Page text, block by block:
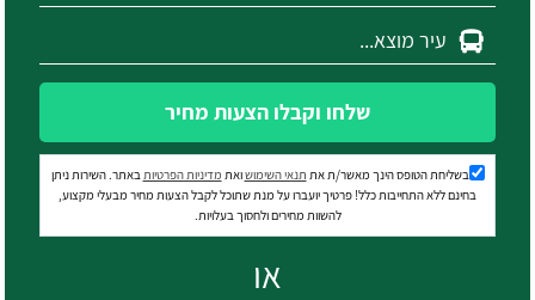
שלחו וקבלו הצעות מחיר
בשליחת הטופס הינך מאשר/ת את תנאי השימושואת מדיניות הפרטיות באתר. השירות ניתן
בחינם ללא התחייבות כלל! פרטיך יועברו על מנת שתוכל לקבל הצעות מחיר מבעלי מקצוע,
להשוות מחירים ולחסוך בעלויות.
או